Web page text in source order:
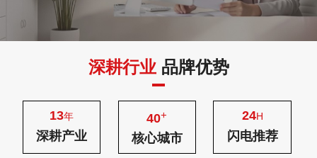
深耕行业品牌优势
13年
深耕产业
40+
核心城市
24H
闪电推荐